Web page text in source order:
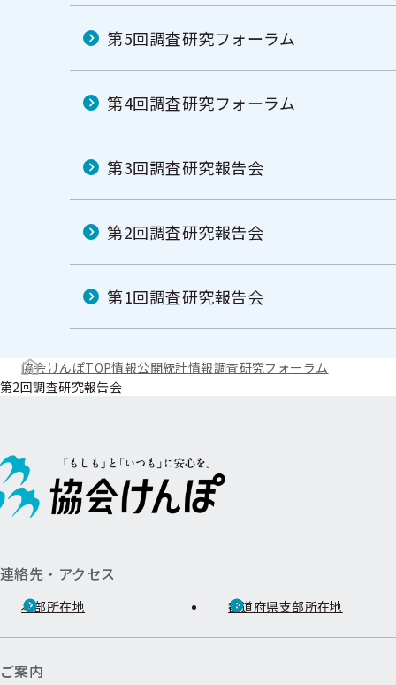
第5回調査研究フォーラム
第4回調査研究フォーラム
第3回調査研究報告会
第2回調査研究報告会
第1回調査研究報告会
協会けんぽTOP情報公開統計情報調査研究フォーラム
第2回調査研究報告会
連絡先・アクセス
本部所在地 都道府県支部所在地
ご案内